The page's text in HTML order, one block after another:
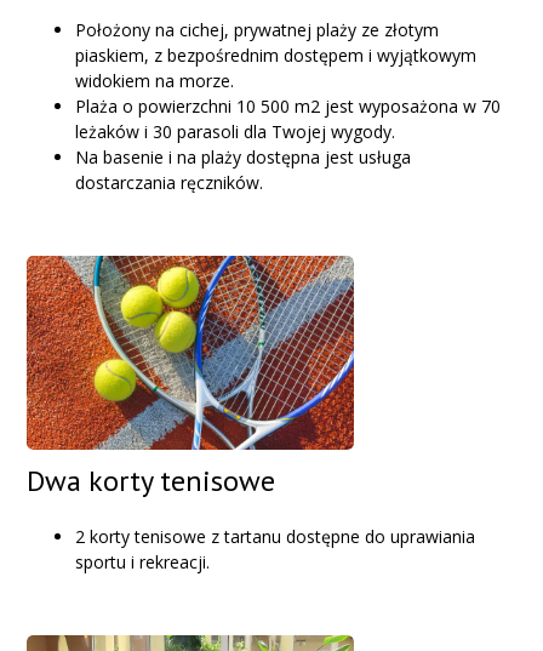
Położony na cichej, prywatnej plaży ze złotym
piaskiem, z bezpośrednim dostępem i wyjątkowym
widokiem na morze.
Plaża o powierzchni 10 500 m2 jest wyposażona w 70
leżaków i 30 parasoli dla Twojej wygody.
Na basenie i na plaży dostępna jest usługa
dostarczania ręczników.
Dwa korty tenisowe
2 korty tenisowe z tartanu dostępne do uprawiania
sportu i rekreacji.